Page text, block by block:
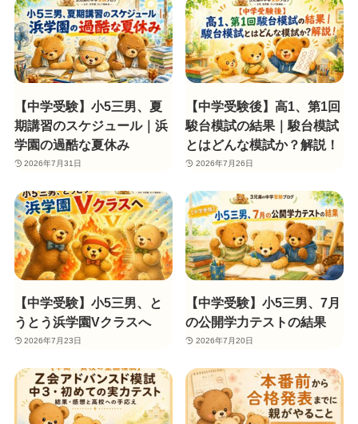
【中学受験】小5三男、夏
期講習のスケジュール｜浜
学園の過酷な夏休み
2026年7月31日
【中学受験後】高1、第1回
駿台模試の結果｜駿台模試
とはどんな模試か？解説！
2026年7月26日
【中学受験】小5三男、と
うとう浜学園Vクラスへ
2026年7月23日
【中学受験】小5三男、7月
の公開学力テストの結果
2026年7月20日